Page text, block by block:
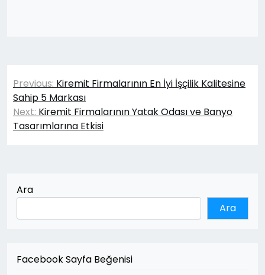
Yazı
gezinmesi
Previous: Kiremit Firmalarının En İyi İşçilik Kalitesine
Sahip 5 Markası
Next: Kiremit Firmalarının Yatak Odası ve Banyo
Tasarımlarına Etkisi
Ara
Ara
Facebook Sayfa Beğenisi